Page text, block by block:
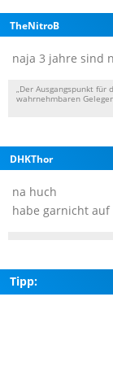
TheNitroB
naja 3 jahre sind
„Der Ausgangspunkt
wahrnehmbaren
DHKThor
na huch
habe garnicht
Tipp: